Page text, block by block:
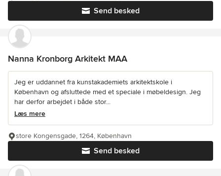
Send besked
Nanna Kronborg Arkitekt MAA
Jeg er uddannet fra kunstakademiets arkitektskole i
København og afsluttede med et speciale i møbeldesign. Jeg
har derfor arbejdet i både stor...
Læs mere
Send besked
store Kongensgade, 1264, København